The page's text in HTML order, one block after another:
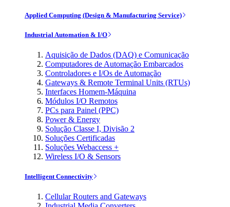
Applied Computing (Design & Manufacturing Service)
Industrial Automation & I/O
Aquisição de Dados (DAQ) e Comunicação
Computadores de Automação Embarcados
Controladores e I/Os de Automação
Gateways & Remote Terminal Units (RTUs)
Interfaces Homem-Máquina
Módulos I/O Remotos
PCs para Painel (PPC)
Power & Energy
Solução Classe I, Divisão 2
Soluções Certificadas
Soluções Webaccess +
Wireless I/O & Sensors
Intelligent Connectivity
Cellular Routers and Gateways